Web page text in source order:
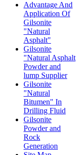
Advantage And
Application Of
Gilsonite
"Natural
Asphalt"
Gilsonite
"Natural Asphalt
Powder and
lump Supplier
Gilsonite
"Natural
Bitumen" In
Drilling Fluid
Gilsonite
Powder and
Rock
Generation